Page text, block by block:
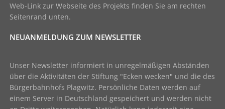
Web-Link zur Webseite des Projekts finden Sie am rechten
Seitenrand unten.
NEUANMELDUNG ZUM NEWSLETTER
Unser Newsletter informiert in unregelmäßigen Abständen
über die Aktivitäten der Stiftung "Ecken wecken" und die des
Bürgerbahnhofs Plagwitz. Persönliche Daten werden auf
einem Server in Deutschland gespeichert und werden nicht